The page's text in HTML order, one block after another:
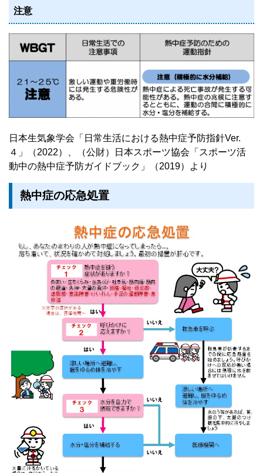
注意
日本生気象学会「日常生活における熱中症予防指針Ver.
４」（2022）、（公財）日本スポーツ協会「スポーツ活
動中の熱中症予防ガイドブック」（2019）より
熱中症の応急処置